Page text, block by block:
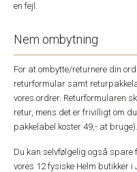
en fejl.
Nem ombytning
For at ombytte/returnere din
returformular samt
vores ordrer. Returformularen
retur, mens det er frivilligt om
pakkelabel koster 49,- at bruge).
Du kan selvfølgelig også spare
vores 12 fysiske Helm butikker